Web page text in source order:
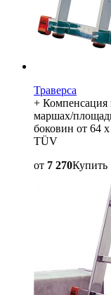
Траверса
+ Компенсация
маршах/
боковин от 64
TÜV
от 7 270Купить